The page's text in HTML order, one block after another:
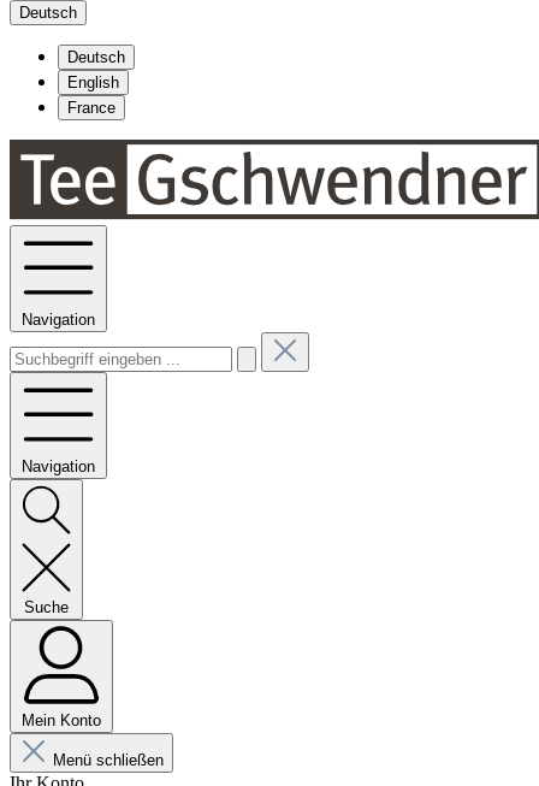
Deutsch
Deutsch
English
France
Navigation
Navigation
Suche
Mein Konto
Menü schließen